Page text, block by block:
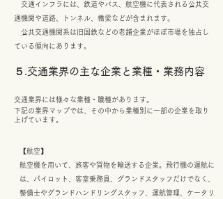
交通インフラには、鉄道やバス、航空機に代表される公共交
通機関や道路、トンネル、橋梁などが含まれます。
公共交通機関系は旧国鉄などの老舗企業がほぼ市場を独占し
ている傾向にあります。
​５ .交通業界の主な企業と業種・業務内容
交通業界には様々な業種・職種があります。
​下記の業界マップでは、その中から業種別に一部の企業を取り
上げています。
【航空】
航空機を用いて、旅客や貨物を輸送する企業。飛行機の運航に
は、パイロット、客室乗務員、グランドスタッフだけでなく、
整備士やグランドハンドリングスタッフ、運航管理、ケータリ